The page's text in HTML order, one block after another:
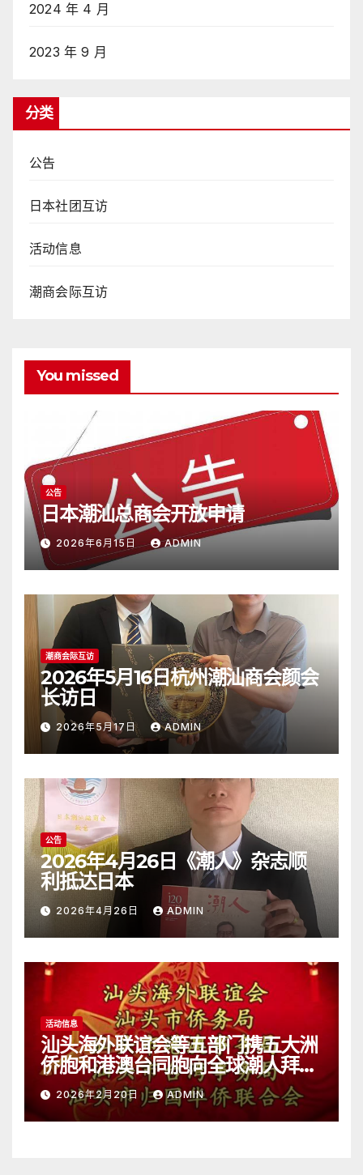
2024 年 4 月
2023 年 9 月
分类
公告
日本社团互访
活动信息
潮商会际互访
You missed
公告
日本潮汕总商会开放申请
2026年6月15日 ADMIN
潮商会际互访
2026年5月16日杭州潮汕商会颜会
长访日
2026年5月17日 ADMIN
公告
2026年4月26日《潮人》杂志顺
利抵达日本
2026年4月26日 ADMIN
活动信息
汕头海外联谊会等五部门携五大洲
侨胞和港澳台同胞向全球潮人拜
年！
2026年2月20日 ADMIN